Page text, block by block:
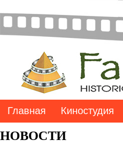
Главная Киностудия
НОВОСТИ